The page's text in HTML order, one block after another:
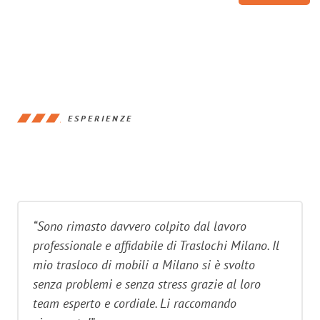
ESPERIENZE
“Sono rimasto davvero colpito dal lavoro
professionale e affidabile di Traslochi Milano. Il
mio trasloco di mobili a Milano si è svolto
senza problemi e senza stress grazie al loro
team esperto e cordiale. Li raccomando